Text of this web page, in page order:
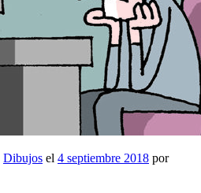
Dibujos el 4 septiembre 2018 por